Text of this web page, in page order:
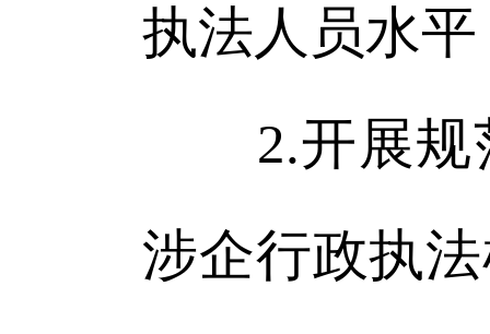
执法人员水
2.开展规范
涉企行政执